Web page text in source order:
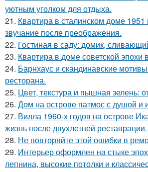
уютным уголком для отдыха.
21. Квартира в сталинском доме
звучание после преображения.
22. Гостиная в саду: домик,
23. Квартира в доме советской эпохи
24. Барнхаус и скандинавские
ресторана.
25. Цвет, текстура и пышная зелень:
26. Дом на острове патмос с душой и
27. Вилла 1960-х годов на острове
жизнь после двухлетней реставрации.
28. Не повторяйте этой ошибки в
29. Интерьер оформлен на стыке
лепнина, высокие потолки и